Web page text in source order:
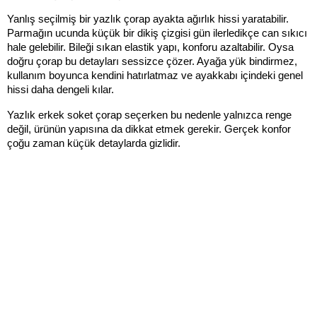
Yanlış seçilmiş bir yazlık çorap ayakta ağırlık hissi yaratabilir.
Parmağın ucunda küçük bir dikiş çizgisi gün ilerledikçe can sıkıcı
hale gelebilir. Bileği sıkan elastik yapı, konforu azaltabilir. Oysa
doğru çorap bu detayları sessizce çözer. Ayağa yük bindirmez,
kullanım boyunca kendini hatırlatmaz ve ayakkabı içindeki genel
hissi daha dengeli kılar.
Yazlık erkek soket çorap seçerken bu nedenle yalnızca renge
değil, ürünün yapısına da dikkat etmek gerekir. Gerçek konfor
çoğu zaman küçük detaylarda gizlidir.